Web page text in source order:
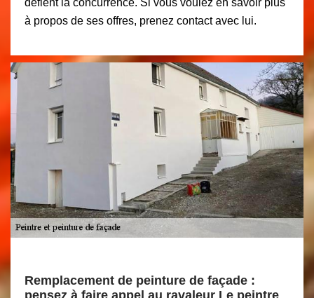
défient la concurrence. Si vous voulez en savoir plus
à propos de ses offres, prenez contact avec lui.
Remplacement de peinture de façade :
pensez à faire appel au ravaleur Le peintre